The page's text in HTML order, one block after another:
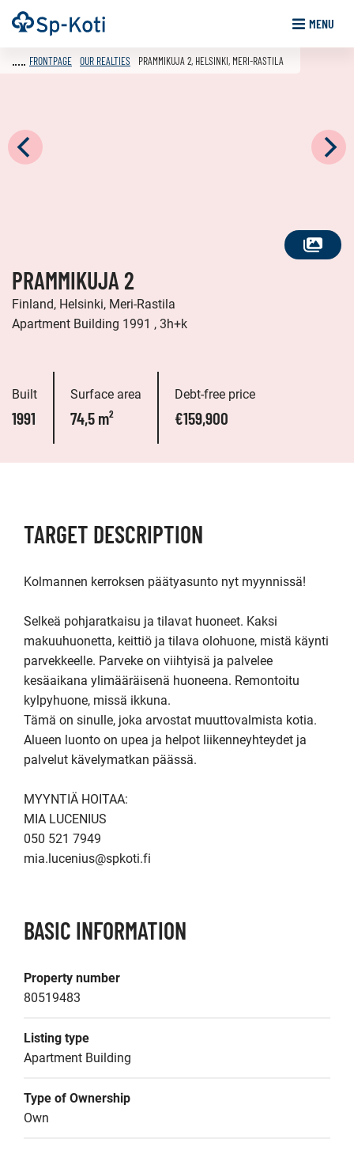
Go
to
Frontpage MENU
SEE
FRONTPAGE OUR REALTIES PRAMMIKUJA 2, HELSINKI, MERI-RASTILA
PRAMMIKUJA 2
Finland, Helsinki, Meri-Rastila
Apartment Building 1991 , 3h+k
Built
1991
Surface area
74,5 m²
Debt-free price
€159,900
TARGET DESCRIPTION
Kolmannen kerroksen päätyasunto nyt myynnissä!
Selkeä pohjaratkaisu ja tilavat huoneet. Kaksi
makuuhuonetta, keittiö ja tilava olohuone, mistä käynti
parvekkeelle. Parveke on viihtyisä ja palvelee
kesäaikana ylimääräisenä huoneena. Remontoitu
kylpyhuone, missä ikkuna.
Tämä on sinulle, joka arvostat muuttovalmista kotia.
Alueen luonto on upea ja helpot liikenneyhteydet ja
palvelut kävelymatkan päässä.
MYYNTIÄ HOITAA:
MIA LUCENIUS
050 521 7949
mia.lucenius@spkoti.fi
BASIC INFORMATION
Property number
80519483
Listing type
Apartment Building
Type of Ownership
Own